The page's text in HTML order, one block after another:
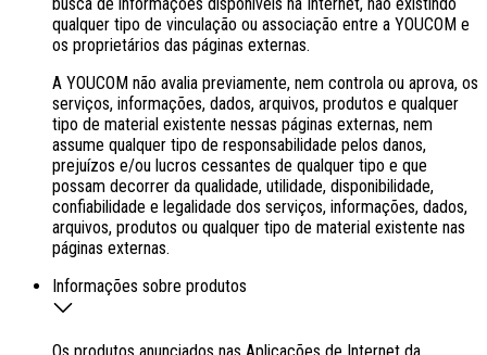
qualquer tipo de vinculação ou associação entre a YOUCOM e
os proprietários das páginas externas.
A YOUCOM não avalia previamente, nem controla ou aprova, os
serviços, informações, dados, arquivos, produtos e qualquer
tipo de material existente nessas páginas externas, nem
assume qualquer tipo de responsabilidade pelos danos,
prejuízos e/ou lucros cessantes de qualquer tipo e que
possam decorrer da qualidade, utilidade, disponibilidade,
confiabilidade e legalidade dos serviços, informações, dados,
arquivos, produtos ou qualquer tipo de material existente nas
páginas externas.
Informações sobre produtos